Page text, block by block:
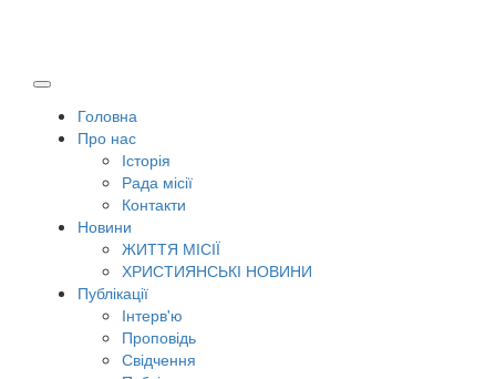
Головна
Про нас
Історія
Рада місії
Контакти
Новини
ЖИТТЯ МІСІЇ
ХРИСТИЯНСЬКІ НОВИНИ
Публікації
Інтерв'ю
Проповідь
Свідчення